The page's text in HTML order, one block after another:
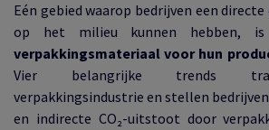
Eén gebied waarop bedrijven een
op het milieu kunnen hebben, is
verpakkingsmateriaal voor hun
Vier belangrijke trends
verpakkingsindustrie en stellen
en indirecte CO₂-uitstoot door